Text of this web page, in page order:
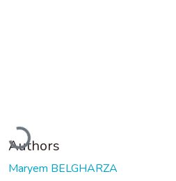
Authors
Maryem BELGHARZA